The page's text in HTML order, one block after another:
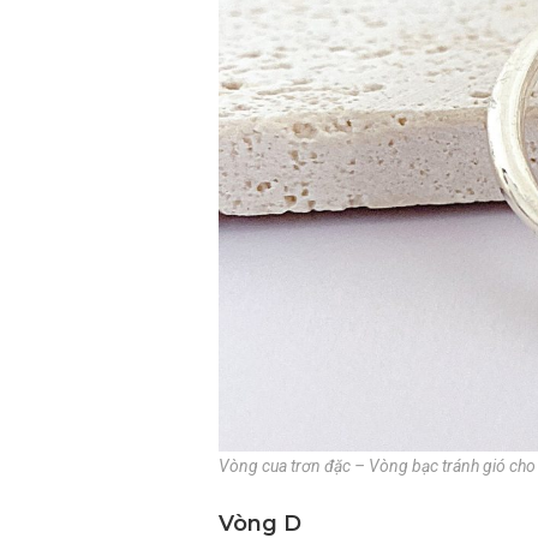
Vòng cua trơn đặc – Vòng bạc tránh gió cho
Vòng D